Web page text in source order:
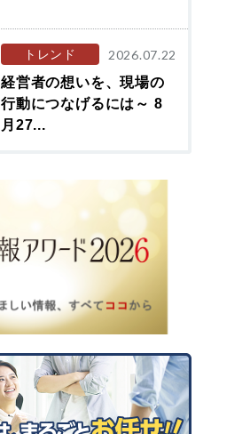
トレンド
2026.07.22
経営者の想いを、現場の
行動につなげるには～ 8
月27...